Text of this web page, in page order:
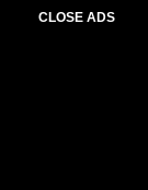
CLOSE ADS